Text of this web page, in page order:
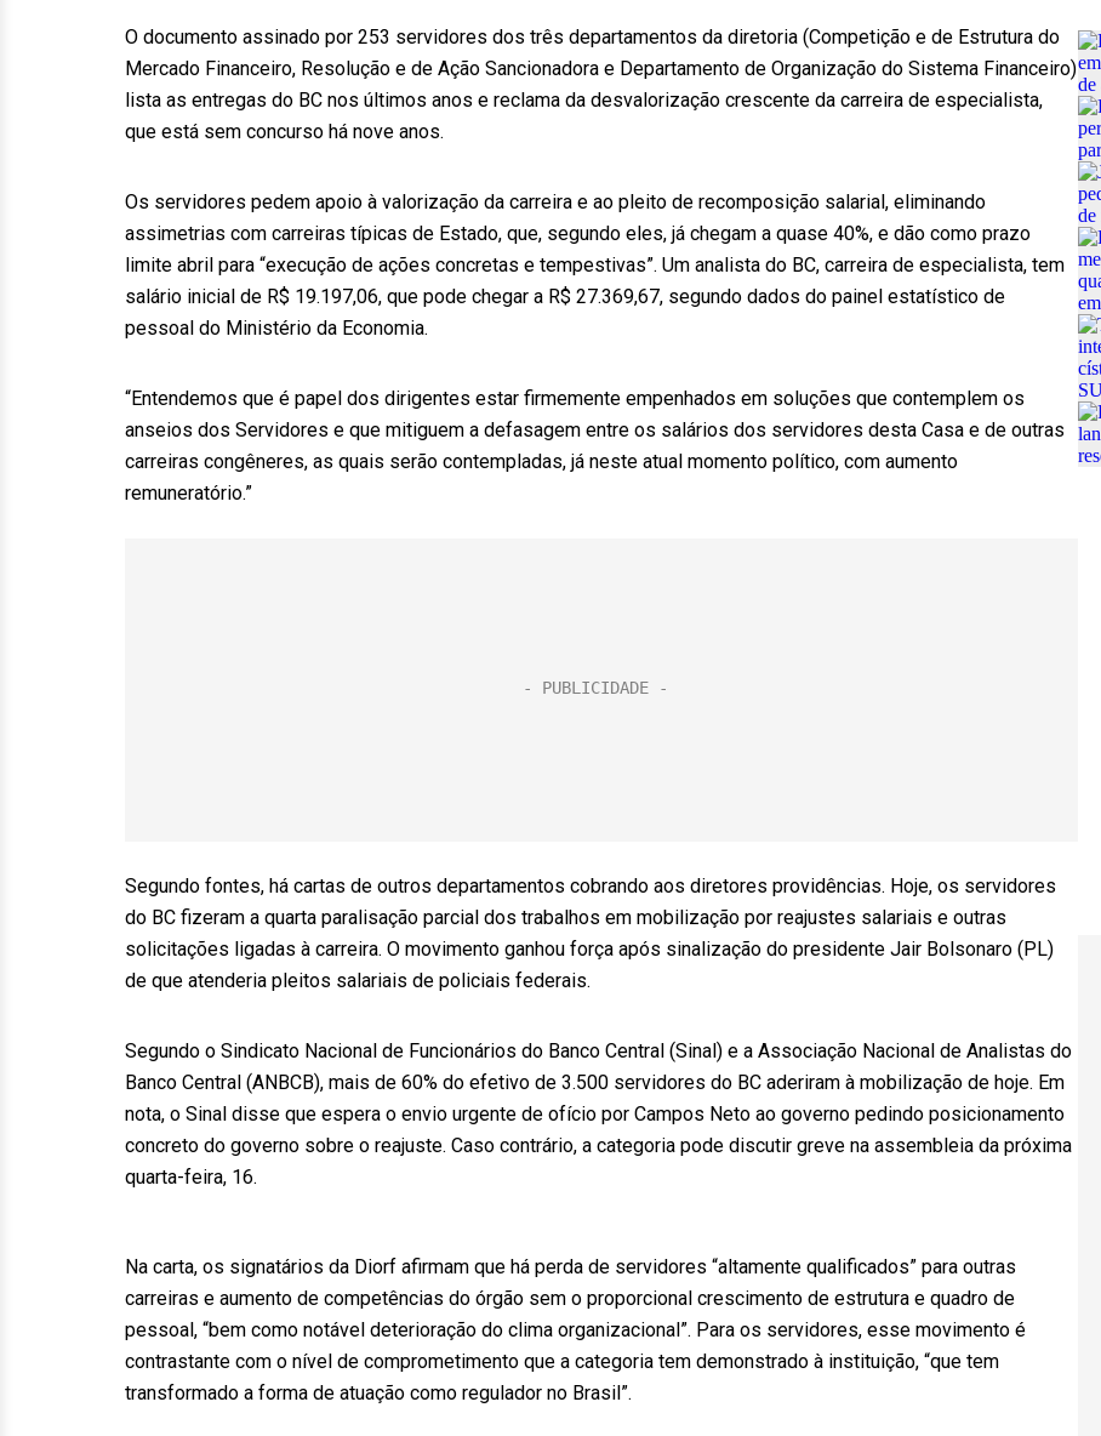
O documento assinado por 253 servidores dos três departamentos da diretoria (Competição e de Estrutura do
Mercado Financeiro, Resolução e de Ação Sancionadora e Departamento de Organização do Sistema Financeiro)
lista as entregas do BC nos últimos anos e reclama da desvalorização crescente da carreira de especialista,
que está sem concurso há nove anos.
Os servidores pedem apoio à valorização da carreira e ao pleito de recomposição salarial, eliminando
assimetrias com carreiras típicas de Estado, que, segundo eles, já chegam a quase 40%, e dão como prazo
limite abril para “execução de ações concretas e tempestivas”. Um analista do BC, carreira de especialista, tem
salário inicial de R$ 19.197,06, que pode chegar a R$ 27.369,67, segundo dados do painel estatístico de
pessoal do Ministério da Economia.
“Entendemos que é papel dos dirigentes estar firmemente empenhados em soluções que contemplem os
anseios dos Servidores e que mitiguem a defasagem entre os salários dos servidores desta Casa e de outras
carreiras congêneres, as quais serão contempladas, já neste atual momento político, com aumento
remuneratório.”
Segundo fontes, há cartas de outros departamentos cobrando aos diretores providências. Hoje, os servidores
do BC fizeram a quarta paralisação parcial dos trabalhos em mobilização por reajustes salariais e outras
solicitações ligadas à carreira. O movimento ganhou força após sinalização do presidente Jair Bolsonaro (PL)
de que atenderia pleitos salariais de policiais federais.
Segundo o Sindicato Nacional de Funcionários do Banco Central (Sinal) e a Associação Nacional de Analistas do
Banco Central (ANBCB), mais de 60% do efetivo de 3.500 servidores do BC aderiram à mobilização de hoje. Em
nota, o Sinal disse que espera o envio urgente de ofício por Campos Neto ao governo pedindo posicionamento
concreto do governo sobre o reajuste. Caso contrário, a categoria pode discutir greve na assembleia da próxima
quarta-feira, 16.
Na carta, os signatários da Diorf afirmam que há perda de servidores “altamente qualificados” para outras
carreiras e aumento de competências do órgão sem o proporcional crescimento de estrutura e quadro de
pessoal, “bem como notável deterioração do clima organizacional”. Para os servidores, esse movimento é
contrastante com o nível de comprometimento que a categoria tem demonstrado à instituição, “que tem
transformado a forma de atuação como regulador no Brasil”.